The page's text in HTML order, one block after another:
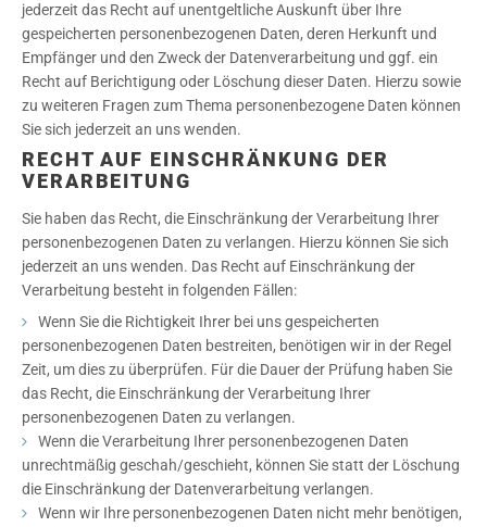
jederzeit das Recht auf unentgeltliche Auskunft über Ihre
gespeicherten personenbezogenen Daten, deren Herkunft und
Empfänger und den Zweck der Datenverarbeitung und ggf. ein
Recht auf Berichtigung oder Löschung dieser Daten. Hierzu sowie
zu weiteren Fragen zum Thema personenbezogene Daten können
Sie sich jederzeit an uns wenden.
RECHT AUF EINSCHRÄNKUNG DER
VERARBEITUNG
Sie haben das Recht, die Einschränkung der Verarbeitung Ihrer
personenbezogenen Daten zu verlangen. Hierzu können Sie sich
jederzeit an uns wenden. Das Recht auf Einschränkung der
Verarbeitung besteht in folgenden Fällen:
Wenn Sie die Richtigkeit Ihrer bei uns gespeicherten
personenbezogenen Daten bestreiten, benötigen wir in der Regel
Zeit, um dies zu überprüfen. Für die Dauer der Prüfung haben Sie
das Recht, die Einschränkung der Verarbeitung Ihrer
personenbezogenen Daten zu verlangen.
Wenn die Verarbeitung Ihrer personenbezogenen Daten
unrechtmäßig geschah/geschieht, können Sie statt der Löschung
die Einschränkung der Datenverarbeitung verlangen.
Wenn wir Ihre personenbezogenen Daten nicht mehr benötigen,